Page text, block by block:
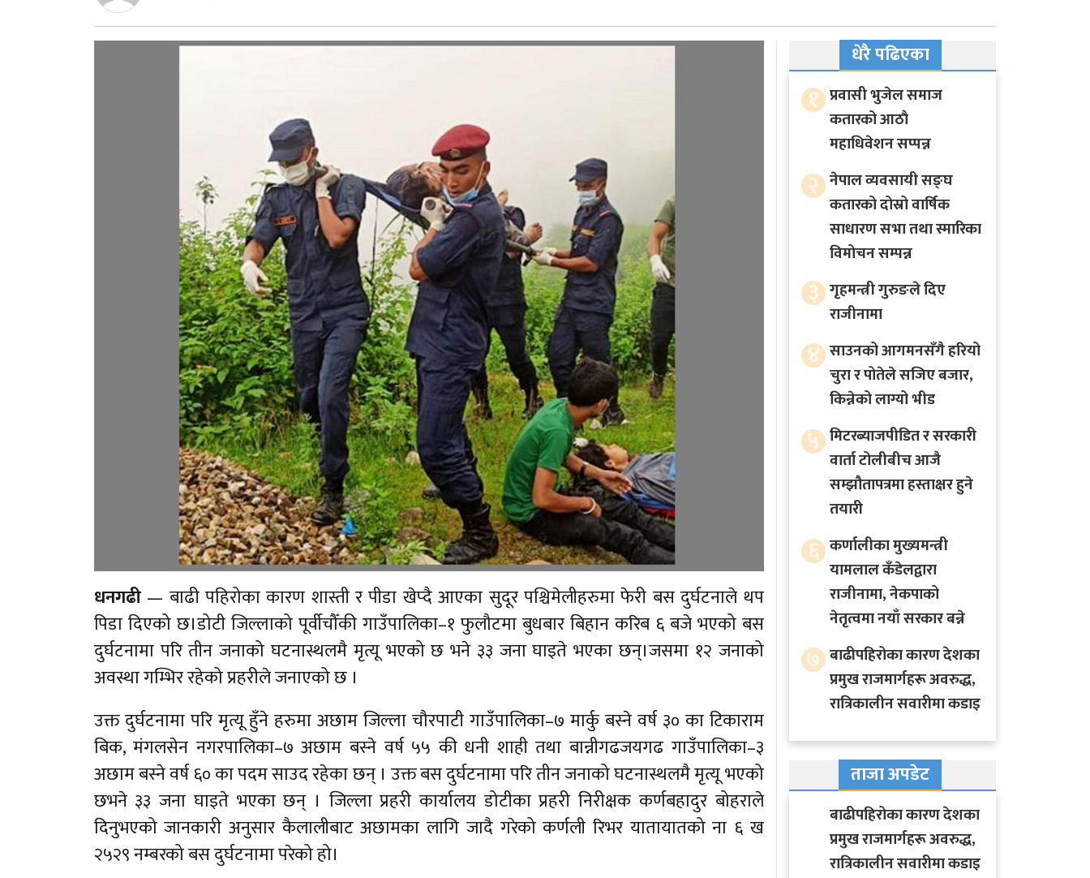
धनगढी— बाढी पहिरोका कारण शास्ती र पीडा खेप्दै आएका सुदूर पश्चिमेलीहरुमा फेरी बस दुर्घटनाले थप
पिडा दिएको छ।डोटी जिल्लाको पूर्वीचौँकी गाउँपालिका–१ फुलौटमा बुधबार बिहान करिब ६ बजे भएको बस
दुर्घटनामा परि तीन जनाको घटनास्थलमै मृत्यू भएको छ भने ३३ जना घाइते भएका छन्।जसमा १२ जनाको
अवस्था गम्भिर रहेको प्रहरीले जनाएको छ ।
उक्त दुर्घटनामा परि मृत्यू हुँने हरुमा अछाम जिल्ला चौरपाटी गाउँपालिका–७ मार्कु बस्ने वर्ष ३० का टिकाराम
बिक, मंगलसेन नगरपालिका–७ अछाम बस्ने वर्ष ५५ की धनी शाही तथा बान्नीगढजयगढ गाउँपालिका–३
अछाम बस्ने वर्ष ६० का पदम साउद रहेका छन् । उक्त बस दुर्घटनामा परि तीन जनाको घटनास्थलमै मृत्यू भएको
छभने ३३ जना घाइते भएका छन् । जिल्ला प्रहरी कार्यालय डोटीका प्रहरी निरीक्षक कर्णबहादुर बोहराले
दिनुभएको जानकारी अनुसार कैलालीबाट अछामका लागि जादै गरेको कर्णली रिभर यातायातको ना ६ ख
२५२९ नम्बरको बस दुर्घटनामा परेको हो।
धेरै पढिएका
१ प्रवासी भुजेल समाज
कतारको आठाै
महाधिवेशन सप्पन्न
२ नेपाल व्यवसायी सङ्घ
कतारको दोस्रो वार्षिक
साधारण सभा तथा स्मारिका
विमोचन सम्पन्न
३ गृहमन्त्री गुरुङले दिए
राजीनामा
४ साउनको आगमनसँगै हरियो
चुरा र पोतेले सजिए बजार,
किन्नेको लाग्यो भीड
५ मिटरब्याजपीडित र सरकारी
वार्ता टोलीबीच आजै
सम्झौतापत्रमा हस्ताक्षर हुने
तयारी
६ कर्णालीका मुख्यमन्त्री
यामलाल कँडेलद्वारा
राजीनामा, नेकपाको
नेतृत्वमा नयाँ सरकार बन्ने
७ बाढीपहिरोका कारण देशका
प्रमुख राजमार्गहरू अवरुद्ध,
रात्रिकालीन सवारीमा कडाइ
ताजा अपडेट
बाढीपहिरोका कारण देशका
प्रमुख राजमार्गहरू अवरुद्ध,
रात्रिकालीन सवारीमा कडाइ